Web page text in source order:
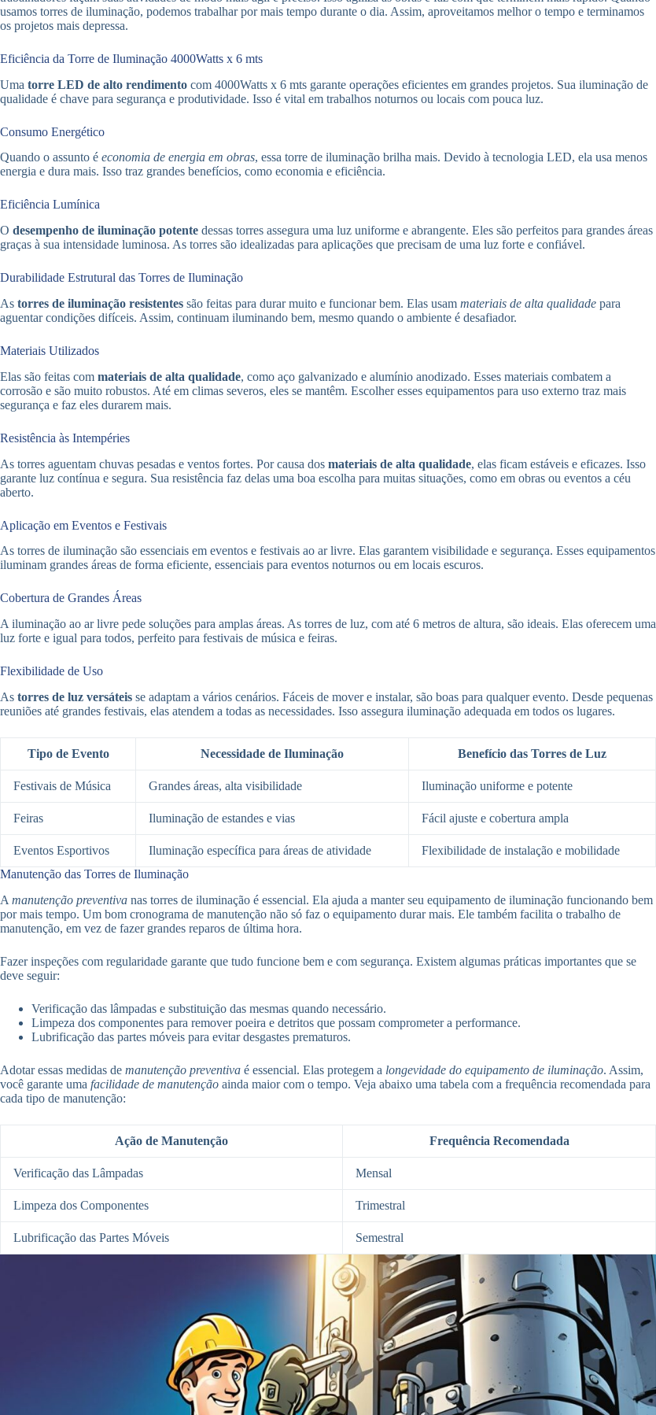
usamos torres de iluminação, podemos trabalhar por mais tempo durante o dia. Assim, aproveitamos melhor o tempo e terminamos
os projetos mais depressa.
Eficiência da Torre de Iluminação 4000Watts x 6 mts
Uma torre LED de alto rendimento com 4000Watts x 6 mts garante operações eficientes em grandes projetos. Sua iluminação de
qualidade é chave para segurança e produtividade. Isso é vital em trabalhos noturnos ou locais com pouca luz.
Consumo Energético
Quando o assunto é economia de energia em obras, essa torre de iluminação brilha mais. Devido à tecnologia LED, ela usa menos
energia e dura mais. Isso traz grandes benefícios, como economia e eficiência.
Eficiência Lumínica
O desempenho de iluminação potente dessas torres assegura uma luz uniforme e abrangente. Eles são perfeitos para grandes áreas
graças à sua intensidade luminosa. As torres são idealizadas para aplicações que precisam de uma luz forte e confiável.
Durabilidade Estrutural das Torres de Iluminação
As torres de iluminação resistentes são feitas para durar muito e funcionar bem. Elas usam materiais de alta qualidade para
aguentar condições difíceis. Assim, continuam iluminando bem, mesmo quando o ambiente é desafiador.
Materiais Utilizados
Elas são feitas com materiais de alta qualidade, como aço galvanizado e alumínio anodizado. Esses materiais combatem a
corrosão e são muito robustos. Até em climas severos, eles se mantêm. Escolher esses equipamentos para uso externo traz mais
segurança e faz eles durarem mais.
Resistência às Intempéries
As torres aguentam chuvas pesadas e ventos fortes. Por causa dos materiais de alta qualidade, elas ficam estáveis e eficazes. Isso
garante luz contínua e segura. Sua resistência faz delas uma boa escolha para muitas situações, como em obras ou eventos a céu
aberto.
Aplicação em Eventos e Festivais
As torres de iluminação são essenciais em eventos e festivais ao ar livre. Elas garantem visibilidade e segurança. Esses equipamentos
iluminam grandes áreas de forma eficiente, essenciais para eventos noturnos ou em locais escuros.
Cobertura de Grandes Áreas
A iluminação ao ar livre pede soluções para amplas áreas. As torres de luz, com até 6 metros de altura, são ideais. Elas oferecem uma
luz forte e igual para todos, perfeito para festivais de música e feiras.
Flexibilidade de Uso
As torres de luz versáteis se adaptam a vários cenários. Fáceis de mover e instalar, são boas para qualquer evento. Desde pequenas
reuniões até grandes festivais, elas atendem a todas as necessidades. Isso assegura iluminação adequada em todos os lugares.
Tipo de Evento Necessidade de Iluminação Benefício das Torres de Luz
Festivais de Música Grandes áreas, alta visibilidade Iluminação uniforme e potente
Feiras Iluminação de estandes e vias Fácil ajuste e cobertura ampla
Eventos Esportivos Iluminação específica para áreas de atividade
Flexibilidade de instalação e mobilidade
Manutenção das Torres de Iluminação
A manutenção preventiva nas torres de iluminação é essencial. Ela ajuda a manter seu equipamento de iluminação funcionando bem
por mais tempo. Um bom cronograma de manutenção não só faz o equipamento durar mais. Ele também facilita o trabalho de
manutenção, em vez de fazer grandes reparos de última hora.
Fazer inspeções com regularidade garante que tudo funcione bem e com segurança. Existem algumas práticas importantes que se
deve seguir:
Verificação das lâmpadas e substituição das mesmas quando necessário.
Limpeza dos componentes para remover poeira e detritos que possam comprometer a performance.
Lubrificação das partes móveis para evitar desgastes prematuros.
Adotar essas medidas de manutenção preventiva é essencial. Elas protegem a longevidade do equipamento de iluminação. Assim,
você garante uma facilidade de manutenção ainda maior com o tempo. Veja abaixo uma tabela com a frequência recomendada para
cada tipo de manutenção:
Ação de Manutenção Frequência Recomendada
Verificação das Lâmpadas Mensal
Limpeza dos Componentes Trimestral
Lubrificação das Partes Móveis Semestral